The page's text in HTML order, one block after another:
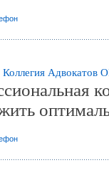
Коллегия